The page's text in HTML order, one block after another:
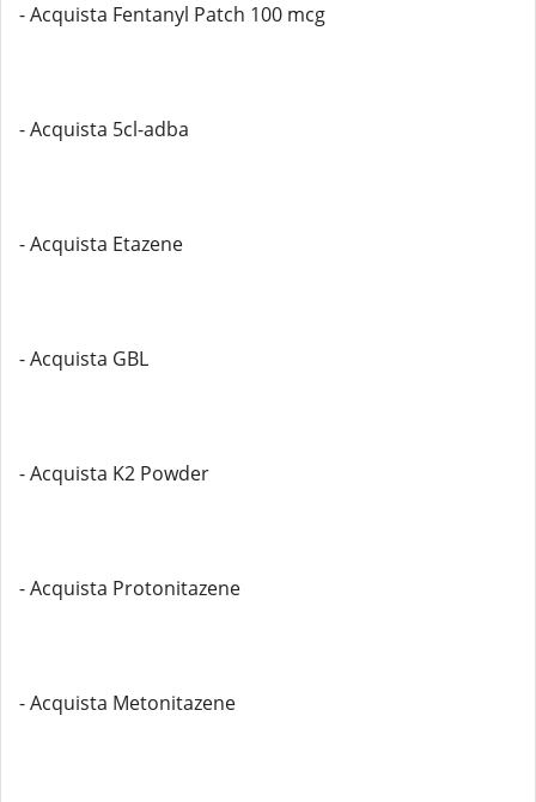
- Acquista Fentanyl Patch 100 mcg
- Acquista 5cl-adba
- Acquista Etazene
- Acquista GBL
- Acquista K2 Powder
- Acquista Protonitazene
- Acquista Metonitazene